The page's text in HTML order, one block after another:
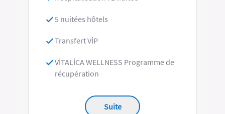
5 nuitées hôtels
Transfert VİP
VİTALİCA WELLNESS Programme de
récupération
Suite